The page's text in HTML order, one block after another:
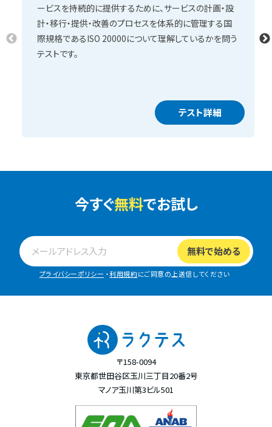
ービスを持続的に提供するために、サービスの計画・設
計・移行・提供・改善のプロセスを体系的に管理する国
際規格であるISO 20000について理解しているかを問う
テストです。
テスト詳細
今すぐ無料でお試し
プライバシーポリシー ・利用規約にご同意の上送信してください
〒158-0094
東京都世田谷区玉川三丁目20番2号
マノア玉川第3ビル501